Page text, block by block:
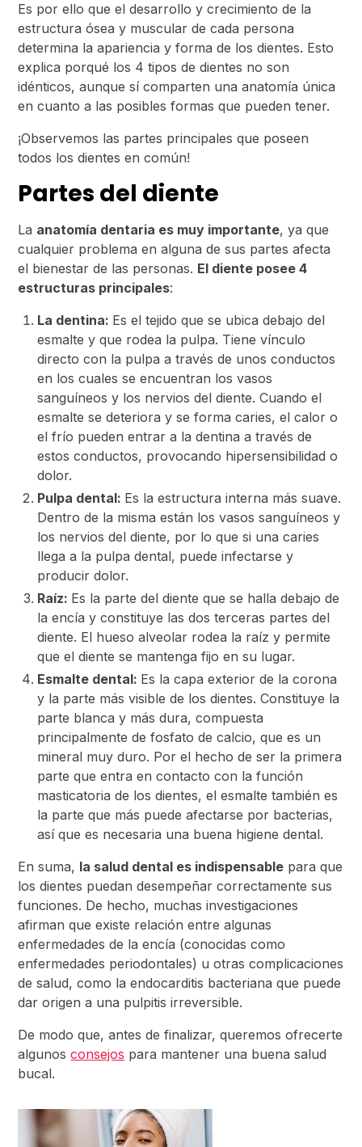
Es por ello que el desarrollo y crecimiento de la
estructura ósea y muscular de cada persona
determina la apariencia y forma de los dientes. Esto
explica porqué los 4 tipos de dientes no son
idénticos, aunque sí comparten una anatomía única
en cuanto a las posibles formas que pueden tener.
¡Observemos las partes principales que poseen
todos los dientes en común!
Partes del diente
La anatomía dentaria es muy importante, ya que
cualquier problema en alguna de sus partes afecta
el bienestar de las personas. El diente posee 4
estructuras principales:
La dentina: Es el tejido que se ubica debajo del
esmalte y que rodea la pulpa. Tiene vínculo
directo con la pulpa a través de unos conductos
en los cuales se encuentran los vasos
sanguíneos y los nervios del diente. Cuando el
esmalte se deteriora y se forma caries, el calor o
el frío pueden entrar a la dentina a través de
estos conductos, provocando hipersensibilidad o
dolor.
Pulpa dental: Es la estructura interna más suave.
Dentro de la misma están los vasos sanguíneos y
los nervios del diente, por lo que si una caries
llega a la pulpa dental, puede infectarse y
producir dolor.
Raíz: Es la parte del diente que se halla debajo de
la encía y constituye las dos terceras partes del
diente. El hueso alveolar rodea la raíz y permite
que el diente se mantenga fijo en su lugar.
Esmalte dental: Es la capa exterior de la corona
y la parte más visible de los dientes. Constituye la
parte blanca y más dura, compuesta
principalmente de fosfato de calcio, que es un
mineral muy duro. Por el hecho de ser la primera
parte que entra en contacto con la función
masticatoria de los dientes, el esmalte también es
la parte que más puede afectarse por bacterias,
así que es necesaria una buena higiene dental.
En suma, la salud dental es indispensable para que
los dientes puedan desempeñar correctamente sus
funciones. De hecho, muchas investigaciones
afirman que existe relación entre algunas
enfermedades de la encía (conocidas como
enfermedades periodontales) u otras complicaciones
de salud, como la endocarditis bacteriana que puede
dar origen a una pulpitis irreversible.
De modo que, antes de finalizar, queremos ofrecerte
algunosconsejos para mantener una buena salud
bucal.